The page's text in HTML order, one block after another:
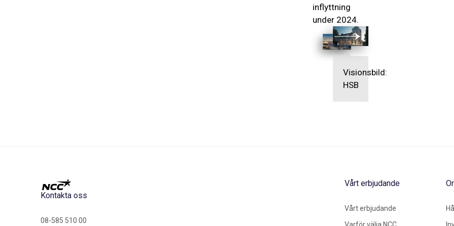
inflyttning
under 2024.
Visionsbild:
HSB
Kontakta oss
08-585 510 00
Vårt erbjudande
Vårt erbjudande